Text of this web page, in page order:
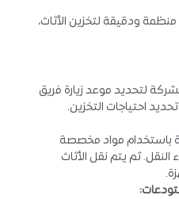
ودقيقة لتخزين الأثاث،
لتحديد موعد زيارة فريق
احتياجات التخزين.
باستخدام مواد مخصصة
النقل. ثم يتم نقل الأثاث
: